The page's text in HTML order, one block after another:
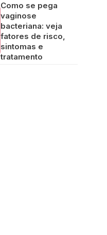
Como se pega
vaginose
bacteriana: veja
fatores de risco,
sintomas e
tratamento